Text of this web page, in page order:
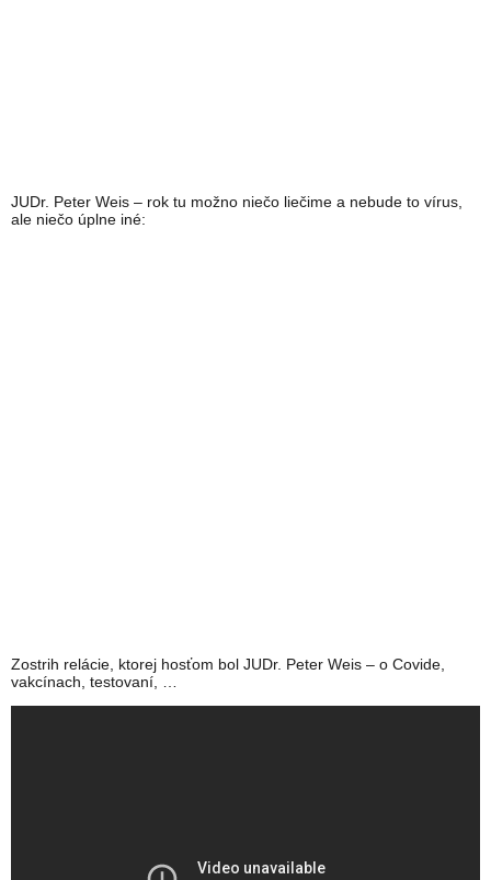
JUDr. Peter Weis – rok tu možno niečo liečime a nebude to vírus,
ale niečo úplne iné:
Zostrih relácie, ktorej hosťom bol JUDr. Peter Weis – o Covide,
vakcínach, testovaní, …